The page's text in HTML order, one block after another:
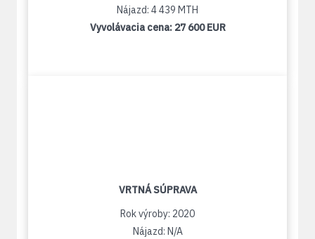
Nájazd: 4 439 MTH
Vyvolávacia cena: 27 600 EUR
VRTNÁ SÚPRAVA
Rok výroby: 2020
Nájazd: N/A